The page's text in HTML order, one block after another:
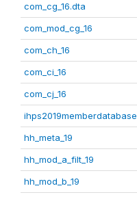
com_cg_16.dta
com_mod_cg_16
com_ch_16
com_ci_16
com_cj_16
ihps2019memberdatabase
hh_meta_19
hh_mod_a_filt_19
hh_mod_b_19